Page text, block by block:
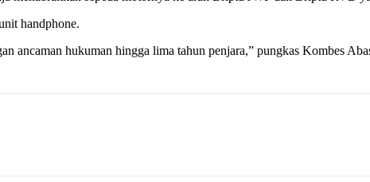
handphone.
ancaman hukuman hingga lima tahun penjara,” pungkas Kombes